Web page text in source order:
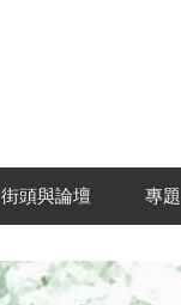
街頭與論壇 專題